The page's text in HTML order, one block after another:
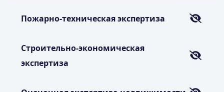
Пожарно-техническая экспертиза
Строительно-экономическая
экспертиза